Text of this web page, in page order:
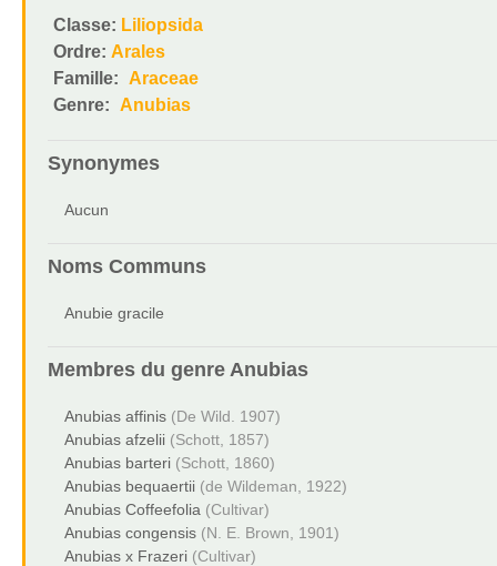
Classe: Liliopsida
Ordre: Arales
Famille: Araceae
Genre: Anubias
Synonymes
Aucun
Noms Communs
Anubie gracile
Membres du genre Anubias
Anubias affinis (De Wild. 1907)
Anubias afzelii (Schott, 1857)
Anubias barteri (Schott, 1860)
Anubias bequaertii (de Wildeman, 1922)
Anubias Coffeefolia (Cultivar)
Anubias congensis (N. E. Brown, 1901)
Anubias x Frazeri (Cultivar)